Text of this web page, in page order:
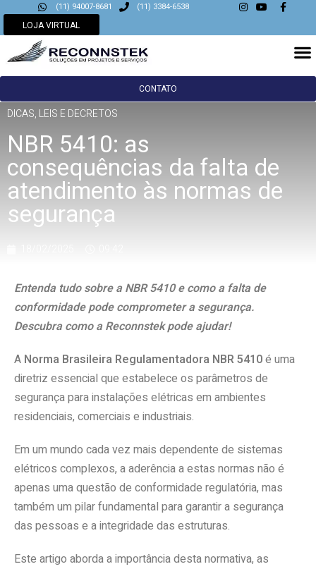
(11) 94007-8681 (11) 3384-6538
LOJA VIRTUAL
CONTATO
DICAS, LEIS E DECRETOS
NBR 5410: as
consequências da falta de
atendimento às normas de
segurança
Entenda tudo sobre a NBR 5410 e como a falta de
conformidade pode comprometer a segurança.
Descubra como a Reconnstek pode ajudar!
A Norma Brasileira Regulamentadora NBR 5410é uma
diretriz essencial que estabelece os parâmetros de
segurança para instalações elétricas em ambientes
residenciais, comerciais e industriais.
Em um mundo cada vez mais dependente de sistemas
elétricos complexos, a aderência a estas normas não é
apenas uma questão de conformidade regulatória, mas
também um pilar fundamental para garantir a segurança
das pessoas e a integridade das estruturas.
Este artigo aborda a importância desta normativa, as